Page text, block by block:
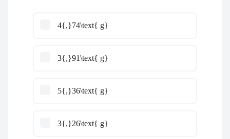
4{,}74\text{ g}
3{,}91\text{ g}
5{,}36\text{ g}
3{,}26\text{ g}